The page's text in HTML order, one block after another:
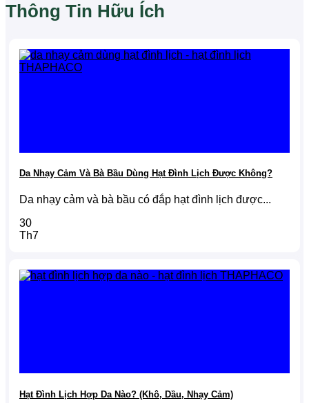
Thông Tin Hữu Ích
Da Nhạy Cảm Và Bà Bầu Dùng Hạt Đình Lịch Được Không?
Da nhạy cảm và bà bầu có đắp hạt đình lịch được...
30
Th7
Hạt Đình Lịch Hợp Da Nào? (Khô, Dầu, Nhạy Cảm)